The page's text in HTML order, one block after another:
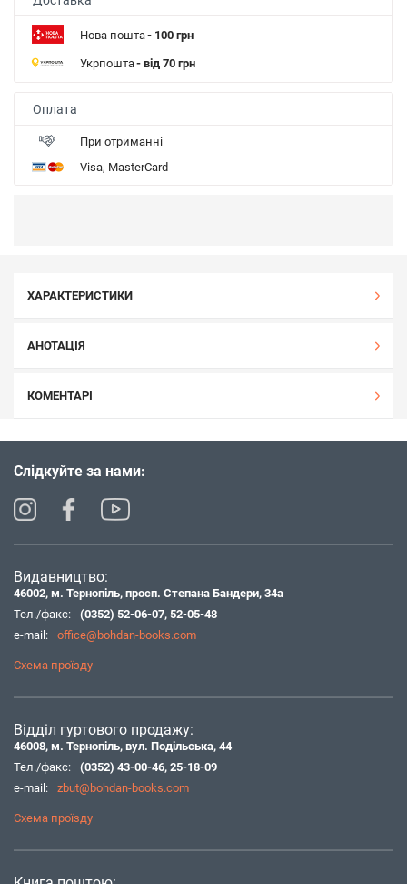
Нова пошта- 100 грн
Укрпошта- від 70 грн
Оплата
При отриманні
Visa, MasterCard
ХАРАКТЕРИСТИКИ
АНОТАЦІЯ
КОМЕНТАРІ
Слідкуйте за нами:
Видавництво:
46002, м. Тернопіль, просп. Степана Бандери, 34а
Тел./факс:
(0352) 52-06-07, 52-05-48
e-mail:
office@bohdan-books.com
Схема проїзду
Відділ гуртового продажу:
46008, м. Тернопіль, вул. Подільська, 44
Тел./факс:
(0352) 43-00-46, 25-18-09
e-mail:
zbut@bohdan-books.com
Схема проїзду